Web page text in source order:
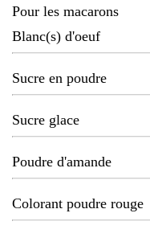
Pour les macarons
Blanc(s) d'oeuf
Sucre en poudre
Sucre glace
Poudre d'amande
Colorant poudre rouge